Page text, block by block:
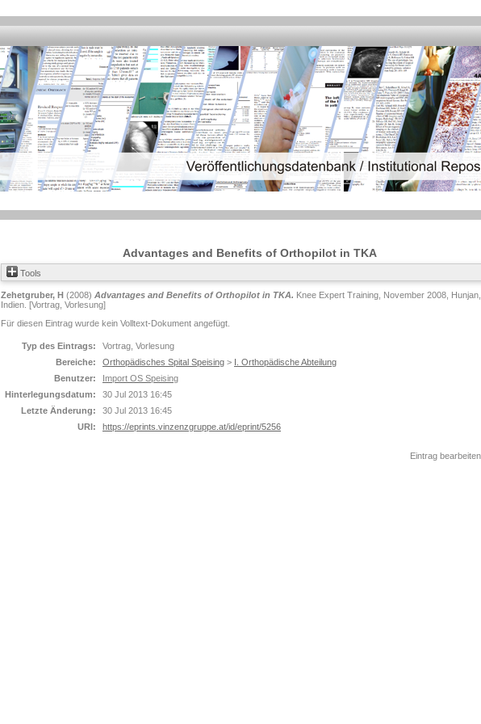
Advantages and Benefits of Orthopilot in TKA
Tools
Zehetgruber, H (2008) Advantages and Benefits of Orthopilot in TKA. Knee Expert Training, November 2008, Hunjan,
Indien. [Vortrag, Vorlesung]
Für diesen Eintrag wurde kein Volltext-Dokument angefügt.
Typ des Eintrags:
Vortrag, Vorlesung
Bereiche:
Orthopädisches Spital Speising > I. Orthopädische Abteilung
Benutzer:
Import OS Speising
Hinterlegungsdatum:
30 Jul 2013 16:45
Letzte Änderung:
30 Jul 2013 16:45
URI:
https://eprints.vinzenzgruppe.at/id/eprint/5256
Eintrag bearbeiten